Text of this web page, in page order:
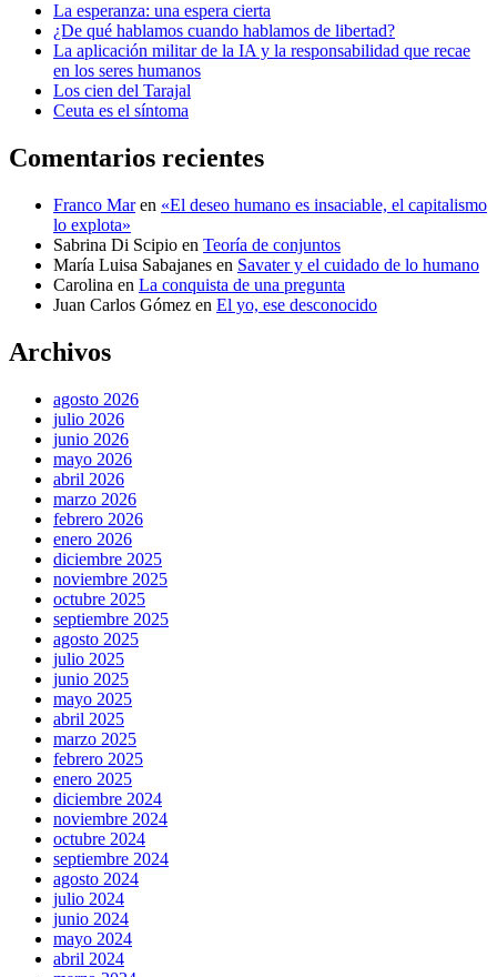
La esperanza: una espera cierta
¿De qué hablamos cuando hablamos de libertad?
La aplicación militar de la IA y la responsabilidad que recae
en los seres humanos
Los cien del Tarajal
Ceuta es el síntoma
Comentarios recientes
Franco Maren «El deseo humano es insaciable, el capitalismo
lo explota»
Sabrina Di Scipio en Teoría de conjuntos
María Luisa Sabajanes en Savater y el cuidado de lo humano
Carolina en La conquista de una pregunta
Juan Carlos Gómez en El yo, ese desconocido
Archivos
agosto 2026
julio 2026
junio 2026
mayo 2026
abril 2026
marzo 2026
febrero 2026
enero 2026
diciembre 2025
noviembre 2025
octubre 2025
septiembre 2025
agosto 2025
julio 2025
junio 2025
mayo 2025
abril 2025
marzo 2025
febrero 2025
enero 2025
diciembre 2024
noviembre 2024
octubre 2024
septiembre 2024
agosto 2024
julio 2024
junio 2024
mayo 2024
abril 2024